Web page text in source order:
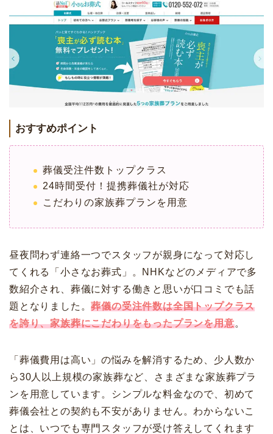
おすすめポイント
葬儀受注件数トップクラス
24時間受付！提携葬儀社が対応
こだわりの家族葬プランを用意
昼夜問わず連絡一つでスタッフが親身になって対応し
てくれる「小さなお葬式」。NHKなどのメディアで多
数紹介され、葬儀に対する働きと思いが口コミでも話
題となりました。葬儀の受注件数は全国トップクラス
を誇り、家族葬にこだわりをもったプランを用意。
「葬儀費用は高い」の悩みを解消するため、少人数か
ら30人以上規模の家族葬など、さまざまな家族葬プラ
ンを用意しています。シンプルな料金なので、初めて
葬儀会社との契約も不安がありません。わからないこ
とは、いつでも専門スタッフが受け答えしてくれます